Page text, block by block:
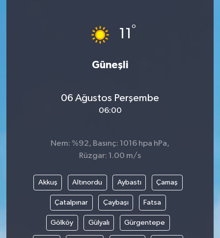
11 °
Güneşli
06 Ağustos Perşembe
06:00
Nem: %92, Basınç: 1016 hpa hPa,
Rüzgar: 1.00 m/s
Akkuş Altınordu Aybastı Çamaş
Çatalpınar Çaybaşı Fatsa
Gölköy Gülyalı Gürgentepe
DÜNYA
MEDYA
OTOMOTİV